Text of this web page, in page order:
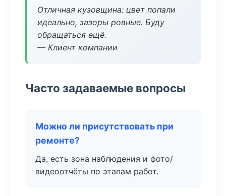
Отличная кузовщина: цвет попали
идеально, зазоры ровные. Буду
обращаться ещё.
— Клиент компании
Часто задаваемые вопросы
Можно ли присутствовать при
ремонте?
Да, есть зона наблюдения и фото/
видеоотчёты по этапам работ.